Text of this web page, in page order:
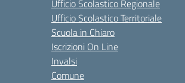
Ufficio Scolastico Regionale
Ufficio Scolastico Territoriale
Scuola in Chiaro
Iscrizioni On Line
Invalsi
Comune